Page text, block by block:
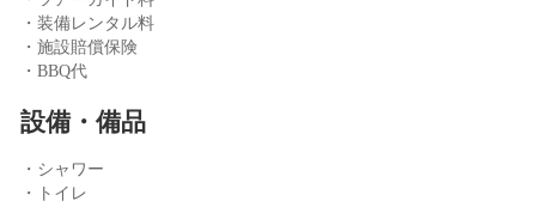
・装備レンタル料
・施設賠償保険
・BBQ代
設備・備品
・シャワー
・トイレ